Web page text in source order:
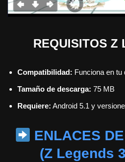
REQUISITOS Z
Compatibilidad: Funciona en tu
Tamaño de descarga: 75 MB
Requiere: Android 5.1 y
ENLACES
(Z Legends